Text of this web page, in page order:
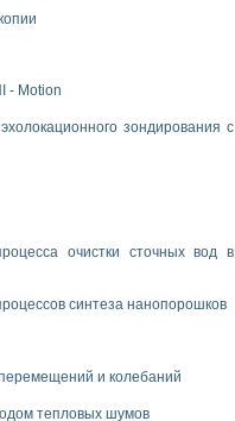
- Motion
зондирования с
очистки сточных вод в
синтеза нанопорошков
и колебаний
тепловых шумов